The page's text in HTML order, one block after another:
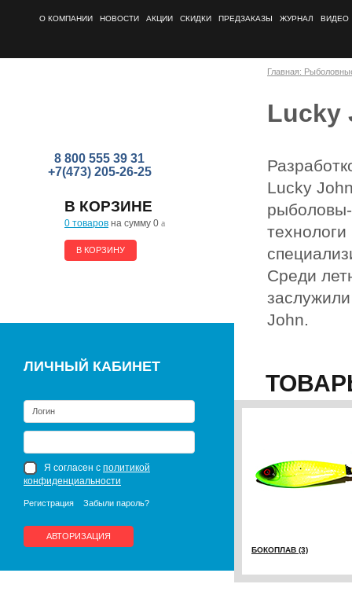
О КОМПАНИИ НОВОСТИ АКЦИИ СКИДКИ ПРЕДЗАКАЗЫ ЖУРНАЛ ВИДЕО
8 800 555 39 31
+7(473) 205-26-25
В КОРЗИНЕ
0 товаров на сумму 0 a
В КОРЗИНУ
ЛИЧНЫЙ КАБИНЕТ
Я согласен с политикой
конфиденциальности
Регистрация Забыли пароль?
АВТОРИЗАЦИЯ
Главная:
Lucky
Lucky
Среди
John.
БОКОПЛАВ (3)